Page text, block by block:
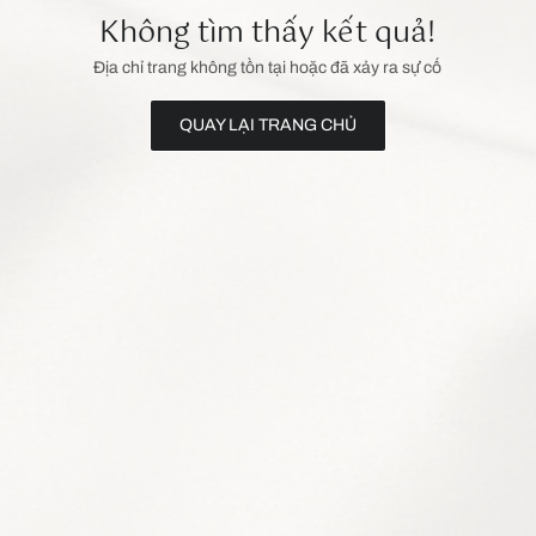
Không tìm thấy kết quả!
Địa chỉ trang không tồn tại hoặc đã xảy ra sự cố
QUAY LẠI TRANG CHỦ